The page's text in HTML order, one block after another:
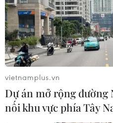
vietnamplus.vn
Dự án mở rộng đường
nối khu vực phía Tây